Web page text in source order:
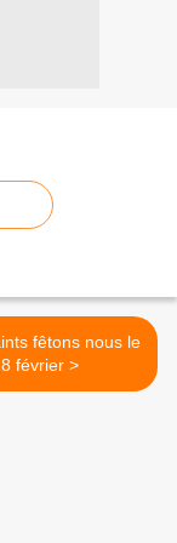
fêtons nous le
18 février >